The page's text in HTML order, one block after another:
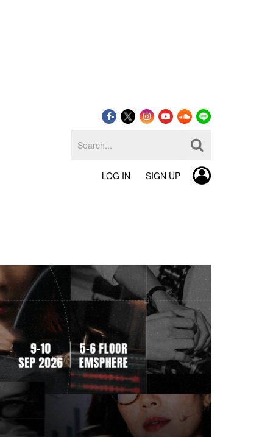
LOG IN SIGN UP